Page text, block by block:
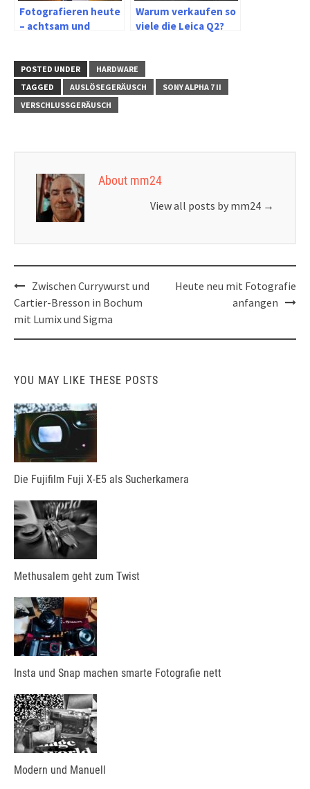
Fotografieren heute
– achtsam und
Warum verkaufen so
viele die Leica Q2?
POSTED UNDER
HARDWARE
TAGGED
AUSLÖSEGERÄUSCH
SONY ALPHA 7 II
VERSCHLUSSGERÄUSCH
About mm24
View all posts by mm24 →
Post
navigation
Zwischen Currywurst und
Cartier-Bresson in Bochum
mit Lumix und Sigma
Heute neu mit Fotografie
anfangen
YOU MAY LIKE THESE POSTS
Die Fujifilm Fuji X-E5 als Sucherkamera
Methusalem geht zum Twist
Insta und Snap machen smarte Fotografie nett
Modern und Manuell